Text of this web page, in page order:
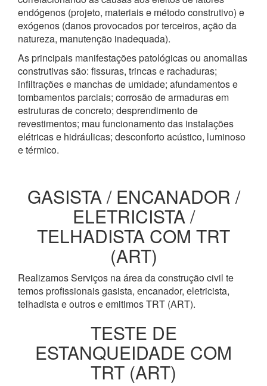
endógenos (projeto, materiais e método construtivo) e
exógenos (danos provocados por terceiros, ação da
natureza, manutenção inadequada).
As principais manifestações patológicas ou anomalias
construtivas são: fissuras, trincas e rachaduras;
infiltrações e manchas de umidade; afundamentos e
tombamentos parciais; corrosão de armaduras em
estruturas de concreto; desprendimento de
revestimentos; mau funcionamento das instalações
elétricas e hidráulicas; desconforto acústico, luminoso
e térmico.
GASISTA / ENCANADOR /
ELETRICISTA /
TELHADISTA COM TRT
(ART)
Realizamos Serviços na área da construção civil te
temos profissionais gasista, encanador, eletricista,
telhadista e outros e emitimos TRT (ART).
TESTE DE
ESTANQUEIDADE COM
TRT (ART)